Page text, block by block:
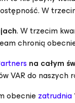
W
. W trzecim
chronią
na całym
VAR do naszych
obecnie zatrudnia